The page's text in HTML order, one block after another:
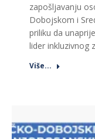
zapošljavanju
Dobojskom i
priliku da
lider inkluzivnog
Više...